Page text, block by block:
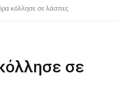
κόλλησε σε λάσπες
σε